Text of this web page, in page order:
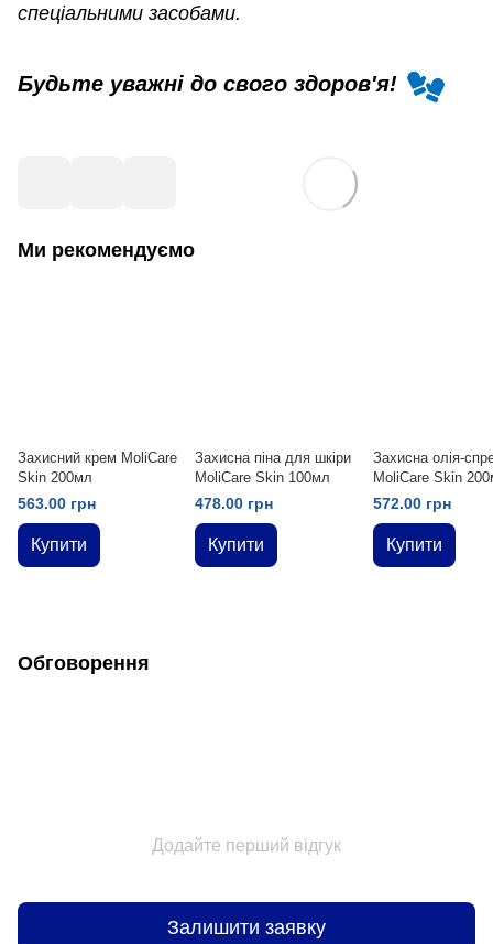
спеціальними засобами.
Будьте уважні до свого здоров'я!
Ми рекомендуємо
Захисний крем MoliCare
Skin 200мл
563.00 грн
Купити
Захисна піна для шкіри
MoliCare Skin 100мл
478.00 грн
Купити
Захисна олія-
MoliCare Skin
572.00 грн
Купити
Обговорення
Додайте перший відгук
Залишити заявку